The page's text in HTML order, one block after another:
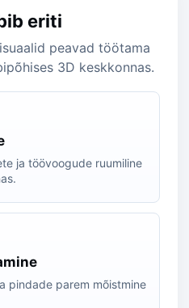
eriti
peavad töötama
3D keskkonnas.
ja töövoogude ruumiline
pindade parem mõistmine